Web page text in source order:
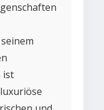
ist